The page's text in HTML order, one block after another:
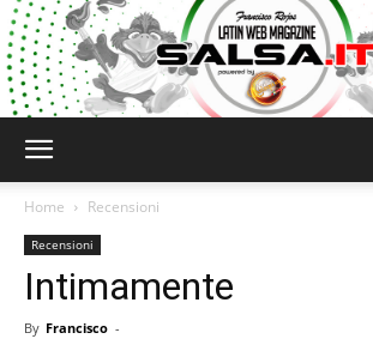
Home Recensioni
Recensioni
Intimamente
By Francisco -